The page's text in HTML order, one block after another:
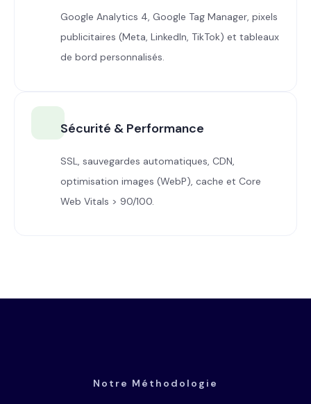
Google Analytics 4, Google Tag Manager, pixels
publicitaires (Meta, LinkedIn, TikTok) et tableaux
de bord personnalisés.
Sécurité & Performance
SSL, sauvegardes automatiques, CDN,
optimisation images (WebP), cache et Core
Web Vitals > 90/100.
Notre Méthodologie